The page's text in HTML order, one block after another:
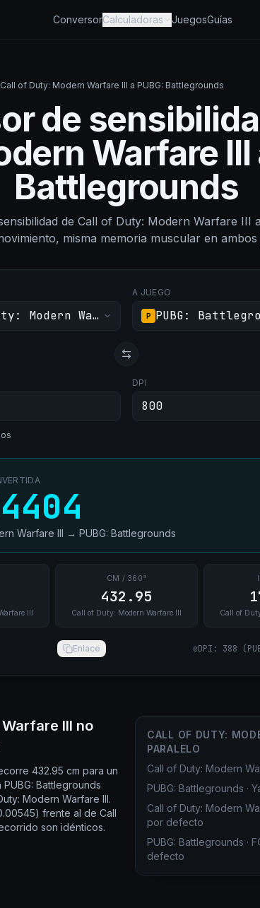
ConversorCalculadoras JuegosGuías
of Duty: Modern Warfare III a PUBG: Battlegrounds
de
Warfare III
Battlegrounds
de Call of Duty: Modern Warfare III
misma memoria muscular en ambos
Modern Warfare III
A JUEGO
P PUBG:
DPI
Warfare III → PUBG: Battlegrounds
III
CM / 360°
432.95
Call of Duty: Modern Warfare III Call of
Enlace eDPI : 388 (
III no
432.95 cm para un
Battlegrounds
Modern Warfare III.
frente al de Call
son idénticos.
CALL OF DUTY:
PARALELO
Call of Duty: Modern
PUBG: Battlegrounds ·
Call of Duty: Modern
por defecto
PUBG: Battlegrounds ·
defecto